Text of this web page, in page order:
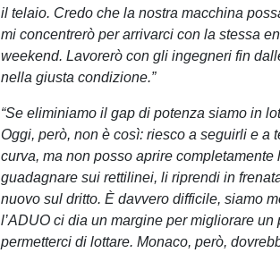
il telaio. Credo che la nostra macchina
mi concentrerò per arrivarci con la stessa
weekend. Lavorerò con gli ingegneri fin
nella giusta condizione.”
“Se eliminiamo il gap di potenza siamo in
Oggi, però, non è così: riesco a seguirli e a
curva, ma non posso aprire completamente
guadagnare sui rettilinei, li riprendi in
nuovo sul dritto. È davvero difficile, siamo
l’ADUO ci dia un margine per migliorare un
permetterci di lottare. Monaco, però,